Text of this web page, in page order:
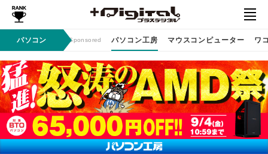
パソコン
/ イベント Sponsored パソコン工房 マウスコンピューター ワ